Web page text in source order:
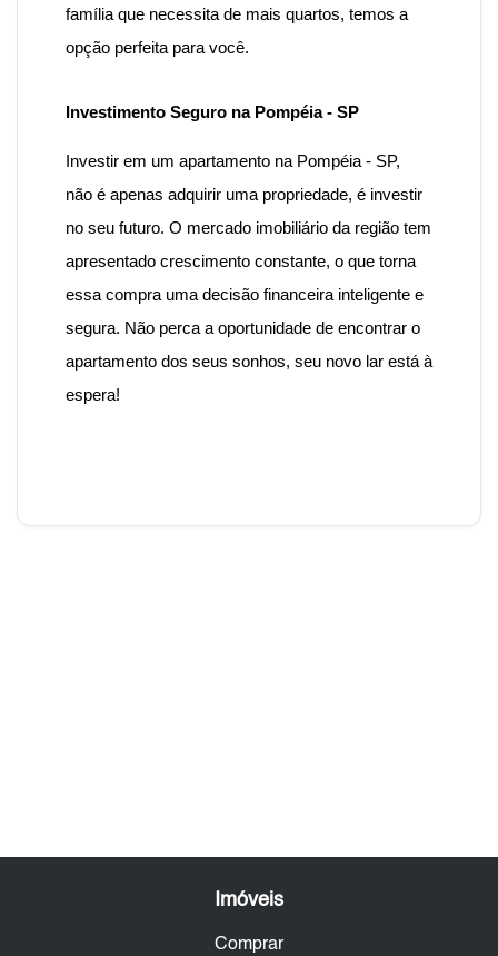
família que necessita de mais quartos, temos a
opção perfeita para você.
Investimento Seguro na Pompéia - SP
Investir em um apartamento na Pompéia - SP,
não é apenas adquirir uma propriedade, é investir
no seu futuro. O mercado imobiliário da região tem
apresentado crescimento constante, o que torna
essa compra uma decisão financeira inteligente e
segura. Não perca a oportunidade de encontrar o
apartamento dos seus sonhos, seu novo lar está à
espera!
Imóveis
Comprar